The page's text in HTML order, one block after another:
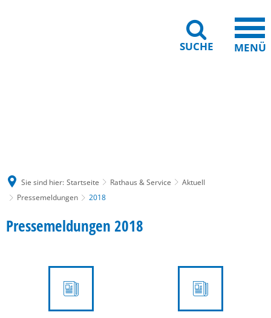
SUCHE MENÜ
Sie sind hier: Startseite Rathaus & Service
Aktuell
Pressemeldungen
2018
2018
Pressemeldungen 2018